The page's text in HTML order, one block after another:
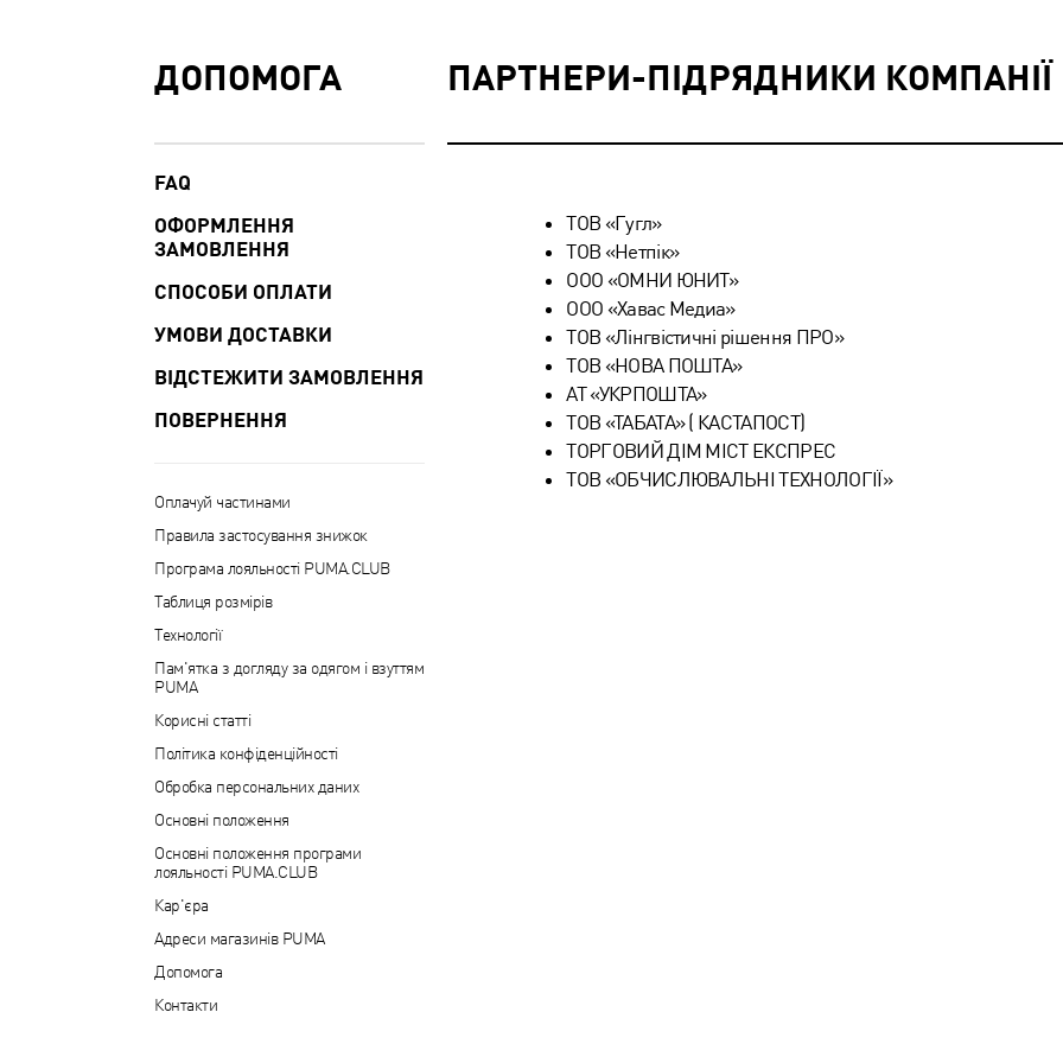
ПАРТНЕРИ-ПІДРЯДНИКИ КОМПАНІЇ
ТОВ «Гугл»
ТОВ «Нетпік»
ООО «ОМНИ ЮНИТ»
ООО «Хавас Медиа»
ТОВ «Лінгвістичні рішення ПРО»
ТОВ «НОВА ПОШТА»
АТ «УКРПОШТА»
ТОВ «ТАБАТА» ( КАСТАПОСТ)
ТОРГОВИЙ ДІМ МІСТ ЕКСПРЕС
ТОВ «ОБЧИСЛЮВАЛЬНІ ТЕХНОЛОГІЇ»
ДОПОМОГА
FAQ
ОФОРМЛЕННЯ
ЗАМОВЛЕННЯ
СПОСОБИ ОПЛАТИ
УМОВИ ДОСТАВКИ
ВІДСТЕЖИТИ ЗАМОВЛЕННЯ
ПОВЕРНЕННЯ
Оплачуй частинами
Правила застосування знижок
Програма лояльності PUMA.CLUB
Таблиця розмірів
Технології
Пам'ятка з догляду за одягом і взуттям
PUMA
Корисні статті
Політика конфіденційності
Обробка персональних даних
Основні положення
Основні положення програми
лояльності PUMA.CLUB
Кар'єра
Адреси магазинів PUMA
Допомога
Контакти